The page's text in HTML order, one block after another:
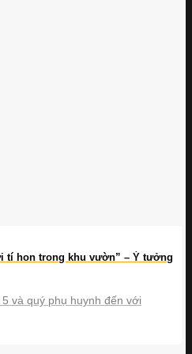
tí hon trong khu vườn” – Ý tưởng
và quý phụ huynh đến với